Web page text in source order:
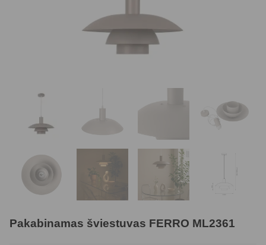
Pakabinamas šviestuvas FERRO ML2361